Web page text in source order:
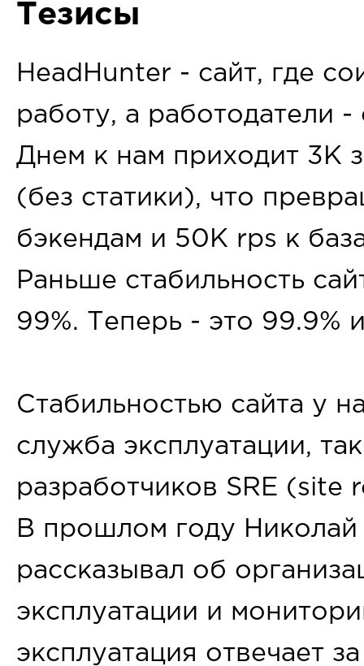
Тезисы
HeadHunter - сайт, где
работу, а работодатели -
Днем к нам приходит 3K
(без статики), что
бэкендам и 50K rps к
Раньше стабильность
99%. Теперь - это 99.9%
Стабильностью сайта у
служба эксплуатации,
разработчиков SRE (site
В прошлом году
рассказывал об
эксплуатации и
эксплуатация отвечает